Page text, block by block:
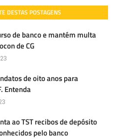
DESTAS POSTAGENS
de banco e mantém multa
de CG
de oito anos para
Entenda
ao TST recibos de depósito
pelo banco